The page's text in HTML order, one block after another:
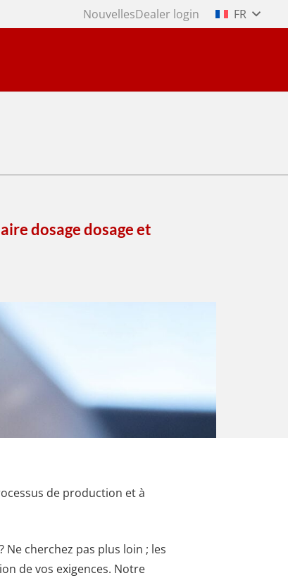
NouvellesDealer login FR
dosagedosageet
de production et à
cherchez pas plus loin ; les
de vos exigences. Notre